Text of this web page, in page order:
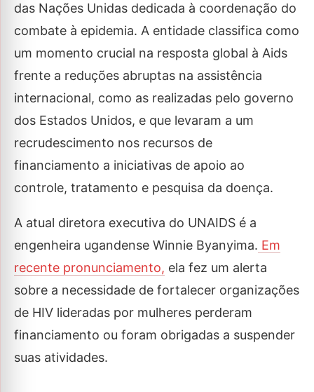
das Nações Unidas dedicada à coordenação do
combate à epidemia. A entidade classifica como
um momento crucial na resposta global à Aids
frente a reduções abruptas na assistência
internacional, como as realizadas pelo governo
dos Estados Unidos, e que levaram a um
recrudescimento nos recursos de
financiamento a iniciativas de apoio ao
controle, tratamento e pesquisa da doença.
A atual diretora executiva do UNAIDS é a
engenheira ugandense Winnie Byanyima. Em
recente pronunciamento, ela fez um alerta
sobre a necessidade de fortalecer organizações
de HIV lideradas por mulheres perderam
financiamento ou foram obrigadas a suspender
suas atividades.